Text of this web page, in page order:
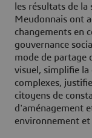
les résultats de
Meudonnais ont
changements en
gouvernance
mode de
visuel, simplifie la
complexes,
citoyens de
d'aménagement
environnement